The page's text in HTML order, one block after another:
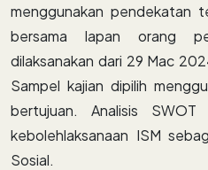
menggunakan pendekatan
bersama lapan orang
dilaksanakan dari 29 Mac
Sampel kajian dipilih
bertujuan. Analisis
kebolehlaksanaan ISM
Sosial.